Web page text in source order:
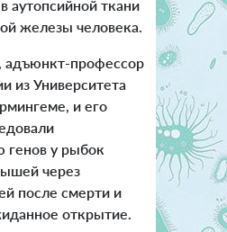
аутопсийной ткани
железы человека.
профессор
из Университета
и его
генов у рыбок
через
после смерти и
открытие.